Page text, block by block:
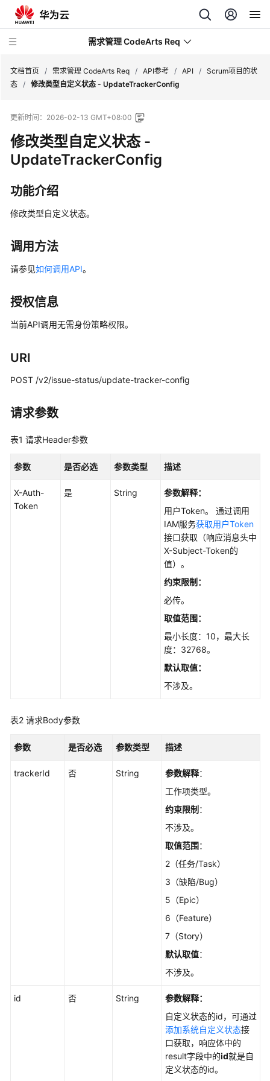
需求管理 CodeArts Req
新
动
态
品
绍
计
说
速
门
用
指
南
最
佳
实
何
文档首页 / 需求管理 CodeArts Req / API参考 / API / Scrum项目的状
态 / 修改类型自定义状态 - UpdateTrackerConfig
更新时间： 2026-02-13 GMT+08:00
修改类型自定义状态 -
UpdateTrackerConfig
功能介绍
修改类型自定义状态。
调用方法
请参见如何调用API。
授权信息
当前API调用无需身份策略权限。
URI
POST /v2/issue-status/update-tracker-config
请求参数
表1 请求Header参数
参数 是否必选 参数类型 描述
X-Auth-
Token
是 String
参数解释：
用户Token。 通过调用
IAM服务获取用户Token
接口获取（响应消息头中
X-Subject-Token的
值）。
约束限制：
必传。
取值范围：
最小长度：10，最大长
度：32768。
默认取值：
不涉及。
表2 请求Body参数
参数 是否必选 参数类型 描述
trackerId 否 String 参数解释：
工作项类型。
约束限制 ：
不涉及。
取值范围：
2（任务/Task）
3（缺陷/Bug）
5（Epic）
6（Feature）
7（Story）
默认取值：
不涉及。
id 否 String
参数解释：
自定义状态的id，可通过
添加系统自定义状态接
口获取，响应体中的
result字段中的id就是自
定义状态的id。